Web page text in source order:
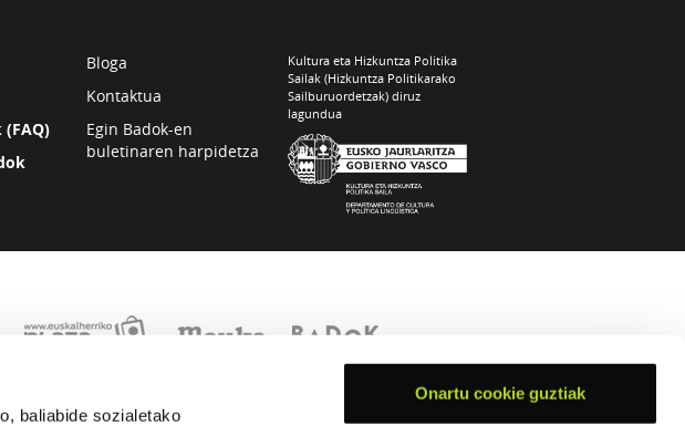
baliabide sozialetako
Onartu cookie guztiak
Bloga
Kontaktua
Egin Badok-en
buletinaren harpidetza
Kultura eta Hizkuntza Politika
Sailak (Hizkuntza Politikarako
Sailburuordetzak) diruz
lagundua